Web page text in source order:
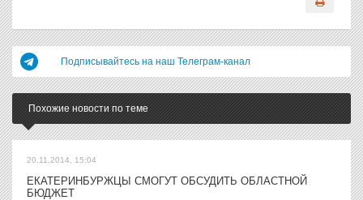
Подписывайтесь на наш Телеграм-канал
Похожие новости по теме
20.11.2014, 15:04
ЕКАТЕРИНБУРЖЦЫ СМОГУТ ОБСУДИТЬ ОБЛАСТНОЙ
БЮДЖЕТ